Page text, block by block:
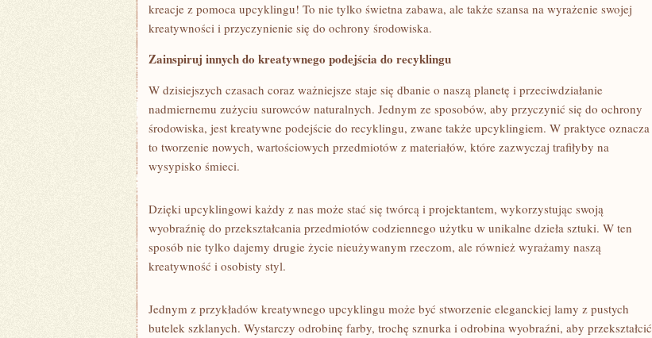
kreacje z pomoca⁣ upcyklingu! To ​nie ⁢tylko‍ świetna zabawa, ale ‌także szansa na‍ wyrażenie swojej
kreatywności i przyczynienie‍ się ​do ochrony środowiska.
Zainspiruj‌ innych do kreatywnego podejścia do recyklingu
W ⁤dzisiejszych ⁤czasach coraz ważniejsze staje się dbanie o naszą planetę i przeciwdziałanie
nadmiernemu zużyciu surowców naturalnych. Jednym⁢ ze sposobów, aby przyczynić⁤ się do​ ochrony
środowiska, jest kreatywne podejście do recyklingu, ​zwane także upcyklingiem.⁢ W praktyce ⁣oznacza
to tworzenie nowych,​ wartościowych przedmiotów z materiałów,⁣ które zazwyczaj ​trafiłyby ⁤na
wysypisko śmieci.
Dzięki ‍upcyklingowi każdy z‍ nas może ‌stać ‍się‌ twórcą i ‌projektantem, wykorzystując swoją
wyobraźnię do⁢ przekształcania przedmiotów codziennego ⁢użytku ⁢w unikalne dzieła sztuki.⁢ W ten
sposób nie tylko dajemy drugie ⁤życie nieużywanym rzeczom, ale ‍również⁤ wyrażamy naszą
kreatywność ⁢i osobisty styl.
Jednym z przykładów kreatywnego⁣ upcyklingu może być stworzenie eleganckiej ‌lamy z pustych
butelek szklanych. Wystarczy odrobinę⁢ farby, trochę sznurka i odrobina wyobraźni, ‌aby przekształcić⁣